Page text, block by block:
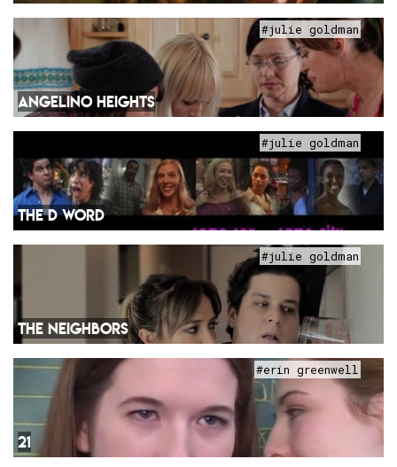
#julie goldman
ANGELINO HEIGHTS
#julie goldman
THE D WORD
#julie goldman
THE NEIGHBORS
#erin greenwell
21